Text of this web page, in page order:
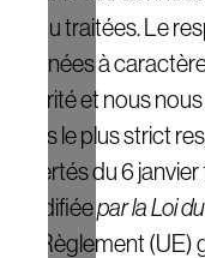
et/ou traitées. Le
données à
priorité et nous
dans le plus strict
Libertés du 6 janvier
modifiéepar la Loi
du Règlement